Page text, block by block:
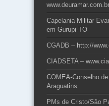
Capelania Militar
em Gurupi-TO
CGADB – http://
CIADSETA –
COMEA-Conselho
Araguatins
PMs de Cristo/São